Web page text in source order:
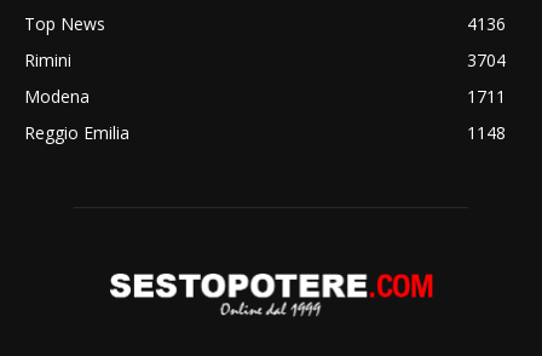
Top News
4136
Rimini
3704
Modena
1711
Reggio Emilia
1148